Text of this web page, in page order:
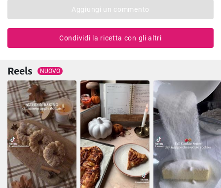
Aggiungi un commento
Condividi la ricetta con gli altri
Reels NUOVO